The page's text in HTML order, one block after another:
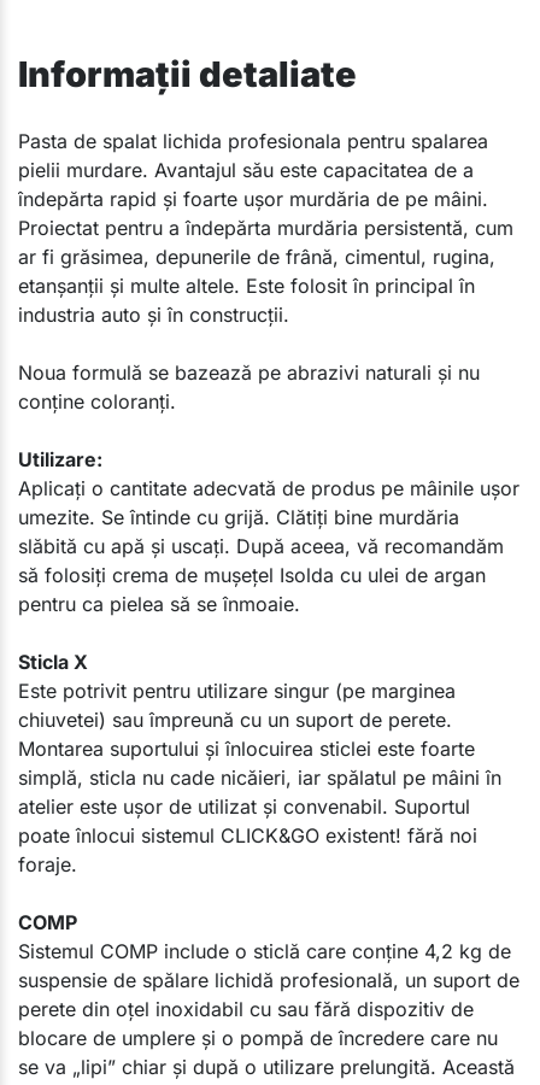
Informații detaliate
​Pasta de spalat lichida profesionala pentru spalarea
pielii murdare. Avantajul său este capacitatea de a
îndepărta rapid și foarte ușor murdăria de pe mâini.
Proiectat pentru a îndepărta murdăria persistentă, cum
ar fi grăsimea, depunerile de frână, cimentul, rugina,
etanșanții și multe altele. Este folosit în principal în
industria auto și în construcții.
Noua formulă se bazează pe abrazivi naturali și nu
conține coloranți.
Utilizare:
Aplicați o cantitate adecvată de produs pe mâinile ușor
umezite. Se întinde cu grijă. Clătiți bine murdăria
slăbită cu apă și uscați. După aceea, vă recomandăm
să folosiți crema de mușețel Isolda cu ulei de argan
pentru ca pielea să se înmoaie.
Sticla X
Este potrivit pentru utilizare singur (pe marginea
chiuvetei) sau împreună cu un suport de perete.
Montarea suportului și înlocuirea sticlei este foarte
simplă, sticla nu cade nicăieri, iar spălatul pe mâini în
atelier este ușor de utilizat și convenabil. Suportul
poate înlocui sistemul CLICK&GO existent! fără noi
foraje.
COMP
Sistemul COMP include o sticlă care conține 4,2 kg de
suspensie de spălare lichidă profesională, un suport de
perete din oțel inoxidabil cu sau fără dispozitiv de
blocare de umplere și o pompă de încredere care nu
se va „lipi” chiar și după o utilizare prelungită. Această